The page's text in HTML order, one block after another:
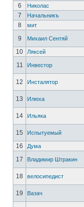
6
Николас
7
Начальникъ
8
мит
9
Михаил Сентяй
10
Ляксей
11
Инвестор
12
Инсталятор
13
Илюха
14
Ильяка
15
Испытуемый
16
Дума
17
Владимир Штракин
18
велосипедист
19
Вазач